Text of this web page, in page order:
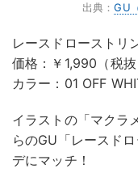
出典：GU
レースドローストリ
価格：￥1,990（税
カラー：01 OFF
イラストの「マクラ
らのGU「レースド
デにマッチ！